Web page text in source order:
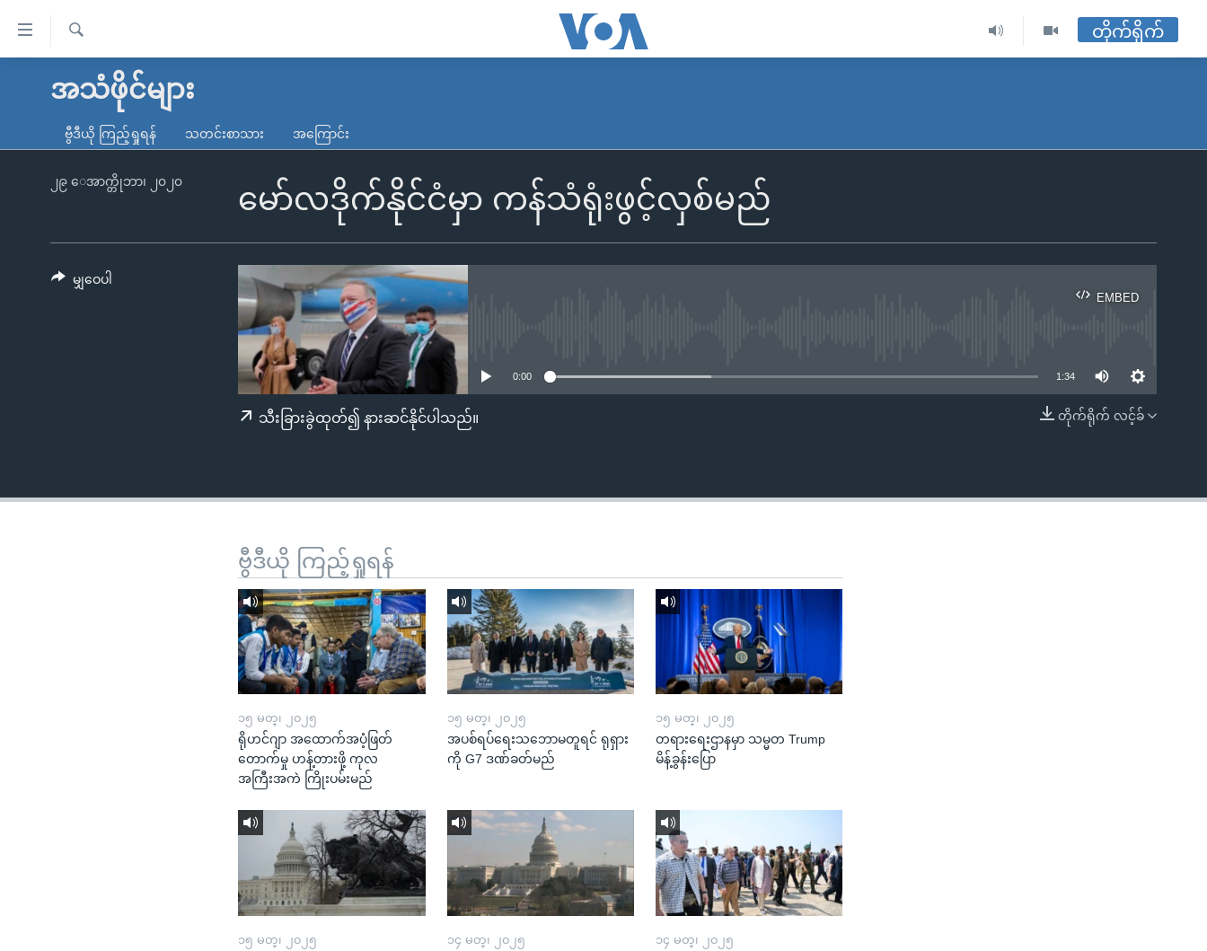
လွယ်ကူ
သည့်
ကျော်
မူလစာမျက်နှာ
ကမ္ဘာ့သတင်းများ
နိုင်ငံတကာ
တရုတ်
အစ္စရေး-ပါလက်စတိုင်း
ရပ်ဝန်းတခု လမ်းတခု အလွန်
အင်္ဂလိပ်စာလေ့လာမယ်
ရ
တိုက်ရိုက်
အသံဖိုင်များ
ဗွီဒီယို ကြည့်ရှုရန် သတင်းစာသား အကြောင်း
မော်လဒိုက်နိုင်ငံမှာ ကန်သံရုံးဖွင့်လှစ်မည်
၂၉ ေအာက္တိုဘာ၊ ၂၀၂၀
EMBED
EMBED
0:00 1:34
တိုက်ရိုက် လင့်ခ်
သီးခြားခွဲထုတ်၍ နားဆင်နိုင်ပါသည်။
မျှဝေပါ
ဗွီဒီယို ကြည့်ရှုရန်
၁၅ မတ္၊ ၂၀၂၅
ရိုဟင်ဂျာ အထောက်အပံ့ဖြတ်
တောက်မှု ဟန့်တားဖို့ ကုလ
အကြီးအကဲ ကြိုးပမ်းမည်
၁၅ မတ္၊ ၂၀၂၅
အပစ်ရပ်ရေးသဘောမတူရင် ရုရှား
ကို G7 ဒဏ်ခတ်မည်
၁၅ မတ္၊ ၂၀၂၅
တရားရေးဌာနမှာ သမ္မတ Trump
မိန့်ခွန်းပြော
၁၅ မတ္၊ ၂၀၂၅ ၁၄ မတ္၊ ၂၀၂၅ ၁၄ မတ္၊ ၂၀၂၅